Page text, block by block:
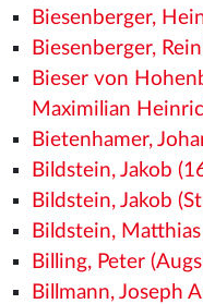
Biesenberger,
Biesenberger,
Bieser von
Maximilian
Bietenhamer,
Bildstein, Jakob
Bildstein, Jakob
Bildstein,
Billing, Peter
Billmann, Joseph